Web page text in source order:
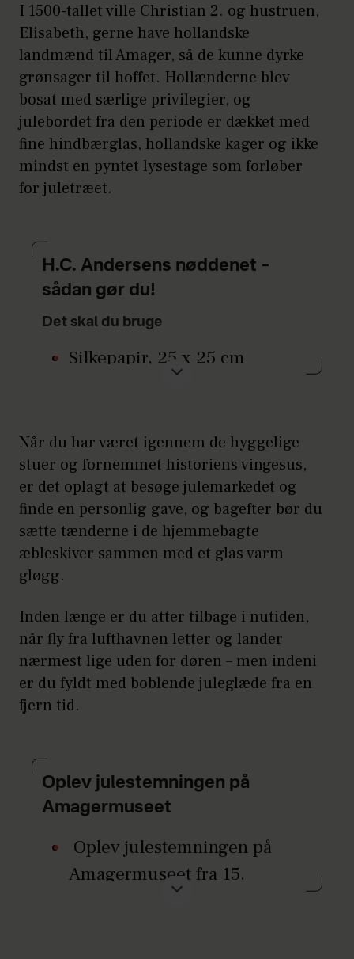
I 1500-tallet ville Christian 2. og hustruen,
Elisabeth, gerne have hollandske
landmænd til Amager, så de kunne dyrke
grønsager til hoffet. Hollænderne blev
bosat med særlige privilegier, og
julebordet fra den periode er dækket med
fine hindbærglas, hollandske kager og ikke
mindst en pyntet lysestage som forløber
for juletræet.
H.C. Andersens nøddenet –
sådan gør du!
Det skal du bruge
Silkepapir, 25 x 25 cm
Sådan gør du
Fold papiret på midten og
derefter den anden vej, så du
har en kvadrat på 12,5 x 12, 5
Fold det på skrå to gange, så
spidsen kommer til at være i
midten af papiret.
Klip nu på tværs af trekanten,
længere end til midten.
Der skal være knap en halv
cm mellem hvert klip. Fortsæt
med at klippe ca. 6 cm.
Når du har været igennem de hyggelige
stuer og fornemmet historiens vingesus,
er det oplagt at besøge julemarkedet og
finde en personlig gave, og bagefter bør du
sætte tænderne i de hjemmebagte
æbleskiver sammen med et glas varm
gløgg.
Inden længe er du atter tilbage i nutiden,
når fly fra lufthavnen letter og lander
nærmest lige uden for døren – men indeni
er du fyldt med boblende juleglæde fra en
fjern tid.
Oplev julestemningen på
Amagermuseet
Oplev julestemningen på
Amagermuseet fra 15.
november til 19. december,